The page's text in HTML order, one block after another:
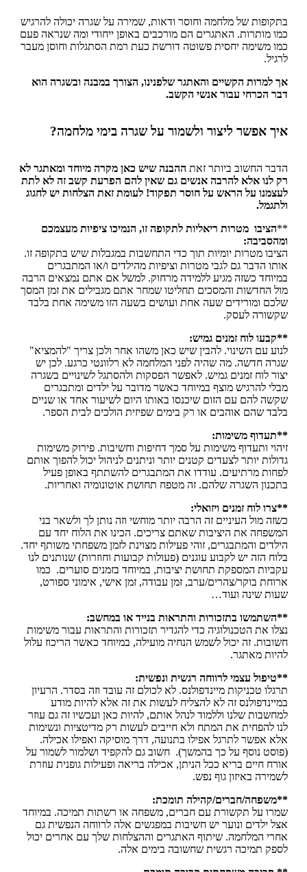
בתקופות של מלחמה וחוסר ודאות, שמירה על שגרה יכולה להרגיש
כמו מותרות. האתגרים הם מורכבים באופן ייחודי ומה שנראה פעם
כמו משימה יחסית פשוטה דורשת כעת רמת הסתגלות וחוסן מעבר
לרגיל.
אך למרות הקשיים והאתגר שלפנינו, הצורך במבנה ובשגרה הוא
דבר הכרחי עבור אנשי הקשב.
איך אפשר ליצור ולשמור על שגרה בימי מלחמה?
הדבר החשוב ביותר זאת ההבנה שיש כאן מקרה מיוחד ומאתגר לא
רק לנו אלא להרבה אנשים גם שאין להם הפרעת קשב זה לא לתת
לעצמנו על הראש על חוסר תפקוד! לעומת זאת הצלחות יש לחגוג
ולתגמל.
**הציבו מטרות ריאליות לתקופה זו, הנמיכו ציפיות מעצמכם
ומהסביבה:
הציבו מטרות יומיות תוך כדי התחשבות במגבלות שיש בתקופה זו.
אותו הדבר גם לגבי מטרות וציפיות מהילדים ו/או המתבגרים
במיוחד כשזה מגיע ללמידה מרחוק. למשל אם אתם נמצאים הרבה
מול החדשות והמסכים תחליטו שמחר אתם מגבילים את זמן המסך
שלכם ומורידים שעה אחת ועושים בשעה הזו משימה אחת בלבד
שקשורה לעסק.
**קבעו לוח זמנים גמיש:
לנוע עם השינוי. להבין שיש כאן משהו אחר ולכן צריך "להמציא"
שגרה חדשה. מה שהיה לפני המלחמה לא רלוונטי כרגע. לכן יש
יצור לוח זמנים גמיש. לאפשר הפסקות ולהסתגל לשינויים בשגרה
מבלי להרגיש מוצף במיוחד כאשר מדובר על ילדים ומתבגרים
שקשה להם עם הזום שיכנסו באותו היום לשיעור אחד או שניים
בלבד שהם אוהבים או רק בימים שפיזית הולכים לבית הספר.
**תעדוף משימות:
זיהוי ותעדוף משימות על סמך דחיפות וחשיבות. פירוק משימות
גדולות יותר לצעדים קטנים יותר וניתנים לניהול יכול להפוך אותם
לפחות מרתיעים. עודדו את המתבגרים להשתתף באופן פעיל
בתכנון השגרה שלהם. זה מטפח תחושת אוטונומיה ואחריות.
**צרו לוח זמנים ויזואלי:
כשזה מול העיניים זה הרבה יותר מוחשי וזה נותן לך ולשאר בני
המשפחה את היציבות שאתם צריכים. הכינו את הלוח יחד עם
הילדים והמתבגרים, זוהי פעילות מצוינת לזמן משפחתי משותף יחד.
בלוח הזה יש לקבוע עוגנים (פעולות קבועות וחוזרות) שנותנים לנו
עקביות המספקת תחושת יציבות, במיוחד בזמנים סוערים. כמו
ארוחת בוקר/צהרים/ערב, זמן עבודה, זמן אישי, אימוני ספורט,
שעות שינה ועוד…
**השתמשו בתזכורות והתראות בנייד או במחשב:
נצלו את הטכנולוגיה כדי להגדיר תזכורות והתראות עבור משימות
חשובות. זה יכול לשמש הנחיה מועילה, במיוחד כאשר הריכוז עלול
להיות מאתגר.
**טיפול עצמי לרווחה רגשית ונפשית:
תרגלו טכניקות מיינדפולנס. לא לכולם זה עובד וזה בסדר. הרעיון
במיינדפולנס זה לא להצליח לעשות את זה אלא להיות מודע
למחשבות שלנו וללמוד לנהל אותם, להיות כאן ועכשיו זה גם עוזר
לנו להפחית את המתח ולא חייבים לעשות רק מדיטציות ונשימות
אלא אפשר לתרגל אפילו בתנועה, דרך מוסיקה ואפילו אכילה.
(פוסט נוסף על כך בהמשך). חשוב גם להקפיד ושלמור לשמור על
אורח חיים בריא ככל הניתן, אכילה בריאה ופעילות גופנית עוזרת
לשמירה באיזון גוף נפש.
**משפחה/חברים/קהילה תומכת:
שמרו על תקשורת עם חברים, משפחה או רשתות תמיכה. במיוחד
אצל ילדים ונוער יש חשיבות במפגשים אלה לרווחה הנפשית גם
אחרי המלחמה. שיתוף האתגרים וההצלחות שלך עם אחרים יכול
לספק תמיכה רגשית שחשובה בימים אלה.